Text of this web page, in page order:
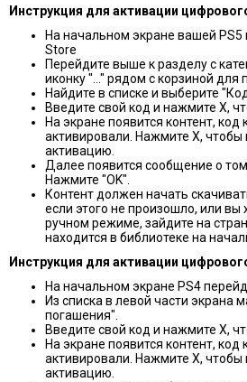
Инструкция для активации
На начальном экране вашей PS5
Store
Перейдите выше к разделу с
иконку "…" рядом с корзиной для
Найдите в списке и выберите
Введите свой код и нажмите X,
На экране появится контент, код
активировали. Нажмите X, чтобы
активацию.
Далее появится сообщение о
Нажмите "OK".
Контент должен начать
если этого не произошло, или вы
ручном режиме, зайдите на
находится в библиотеке на
Инструкция для активации
На начальном экране PS4
Из списка в левой части экрана
погашения".
Введите свой код и нажмите X,
На экране появится контент, код
активировали. Нажмите X, чтобы
активацию.